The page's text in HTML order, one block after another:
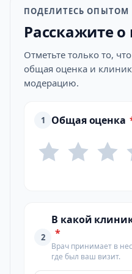
ПОДЕЛИТЕСЬ ОПЫТОМ
Расскажите о
Отметьте только то,
общая оценка и
модерацию.
1 Общая оценка
2
В какой
*
Врач принимает в
где был ваш визит.